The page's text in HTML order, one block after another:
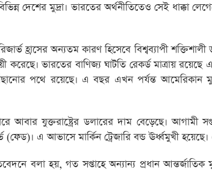
দেশের মুদ্রা। ভারতের অর্থনীতিতেও সেই ধাক্কা
হ্রাসের অন্যতম কারণ হিসেবে বিশ্বব্যাপী
করেছে। ভারতের বাণিজ্য ঘাটতি রেকর্ড মাত্রায়
পথে রয়েছে। এ বছর এখন পর্যন্ত আমেরিকান
আবার যুক্তরাষ্ট্রের ডলারের দাম বেড়েছে। আগামী
(ফেড)। এ আভাসে মার্কিন ট্রেজারি বন্ড ঊর্ধ্বমুখী
বলা হয়, গত সপ্তাহে অন্যান্য প্রধান